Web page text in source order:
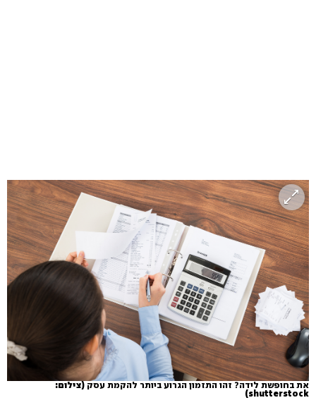
את בחופשת לידה? זהו התזמון הגרוע ביותר להקמת עסק (צילום:
shutterstock)